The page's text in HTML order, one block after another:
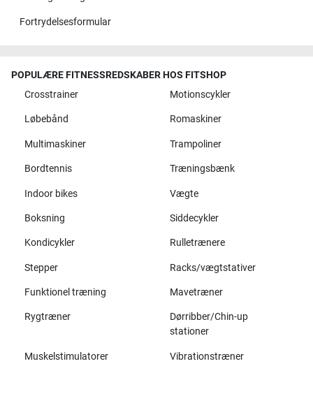
Fortrydelsesformular
POPULÆRE FITNESSREDSKABER HOS FITSHOP
Crosstrainer
Motionscykler
Løbebånd Romaskiner
Multimaskiner Trampoliner
Bordtennis Træningsbænk
Indoor bikes Vægte
Boksning Siddecykler
Kondicykler Rulletrænere
Stepper Racks/vægtstativer
Funktionel træning Mavetræner
Rygtræner
Dørribber/Chin-up
stationer
Muskelstimulatorer Vibrationstræner